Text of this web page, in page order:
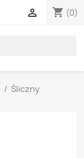
shopping_cart (0)

Śliczny